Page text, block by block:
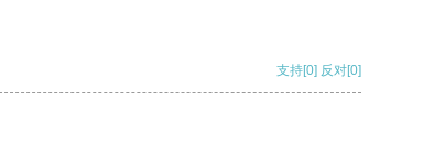
支持[0] 反对[0]